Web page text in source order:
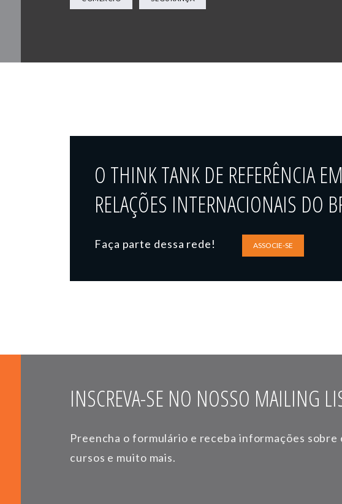
O THINK TANK DE REFERÊNCIA EM
RELAÇÕES INTERNACIONAIS DO
Faça parte dessa rede! ASSOCIE-SE
INSCREVA-SE NO NOSSO MAILING
Preencha o formulário e receba informações sobre
cursos e muito mais.